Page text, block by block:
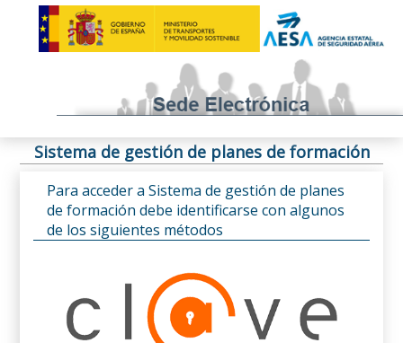
Sistema de gestión de planes de formación
Para acceder a Sistema de gestión de planes
de formación debe identificarse con algunos
de los siguientes métodos